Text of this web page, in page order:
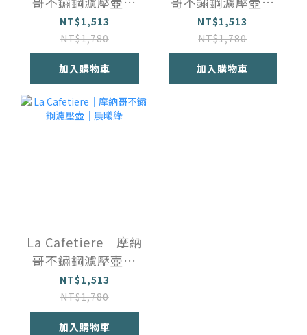
丁香紫
NT$1,513
NT$1,780
加入購物車
鋼青藍
NT$1,513
NT$1,780
加入購物車
La Cafetiere｜摩納
哥不鏽鋼濾壓壺｜
晨曦綠
NT$1,513
NT$1,780
加入購物車